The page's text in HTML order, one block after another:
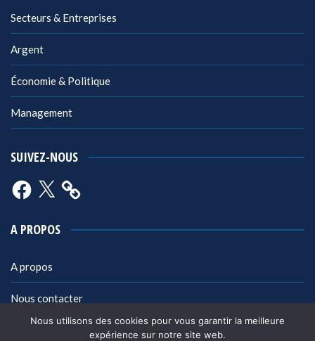
Secteurs & Entreprises
Argent
Économie & Politique
Management
SUIVEZ-NOUS
Facebook
X
A PROPOS
A propos
Nous contacter
Nous utilisons des cookies pour vous garantir la meilleure
expérience sur notre site web.